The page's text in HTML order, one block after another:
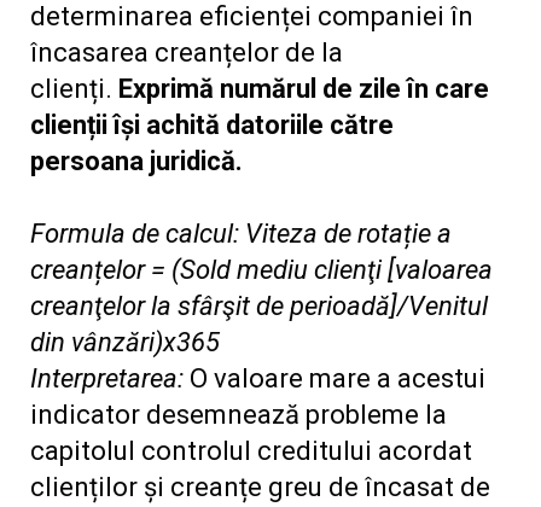
determinarea eficienței companiei în
încasarea creanțelor de la
clienți. Exprimă numărul de zile în care
clienții își achită datoriile către
persoana juridică.
Formula de calcul: Viteza de rotație a
creanțelor = (Sold mediu clienţi [valoarea
creanţelor la sfârşit de perioadă]/Venitul
din vânzări)x365
Interpretarea: O valoare mare a acestui
indicator desemnează probleme la
capitolul controlul creditului acordat
clienților și creanțe greu de încasat de